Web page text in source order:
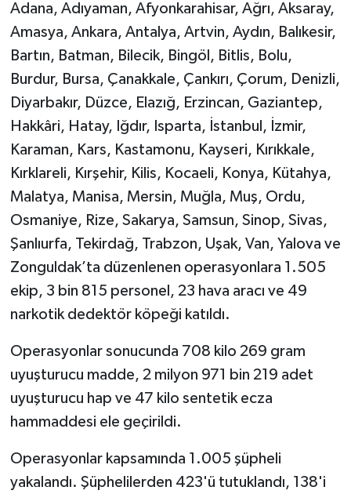
Adana, Adıyaman, Afyonkarahisar, Ağrı, Aksaray,
Amasya, Ankara, Antalya, Artvin, Aydın, Balıkesir,
Bartın, Batman, Bilecik, Bingöl, Bitlis, Bolu,
Burdur, Bursa, Çanakkale, Çankırı, Çorum, Denizli,
Diyarbakır, Düzce, Elazığ, Erzincan, Gaziantep,
Hakkâri, Hatay, Iğdır, Isparta, İstanbul, İzmir,
Karaman, Kars, Kastamonu, Kayseri, Kırıkkale,
Kırklareli, Kırşehir, Kilis, Kocaeli, Konya, Kütahya,
Malatya, Manisa, Mersin, Muğla, Muş, Ordu,
Osmaniye, Rize, Sakarya, Samsun, Sinop, Sivas,
Şanlıurfa, Tekirdağ, Trabzon, Uşak, Van, Yalova ve
Zonguldak’ta düzenlenen operasyonlara 1.505
ekip, 3 bin 815 personel, 23 hava aracı ve 49
narkotik dedektör köpeği katıldı.
Operasyonlar sonucunda 708 kilo 269 gram
uyuşturucu madde, 2 milyon 971 bin 219 adet
uyuşturucu hap ve 47 kilo sentetik ecza
hammaddesi ele geçirildi.
Operasyonlar kapsamında 1.005 şüpheli
yakalandı. Şüphelilerden 423'ü tutuklandı, 138'i